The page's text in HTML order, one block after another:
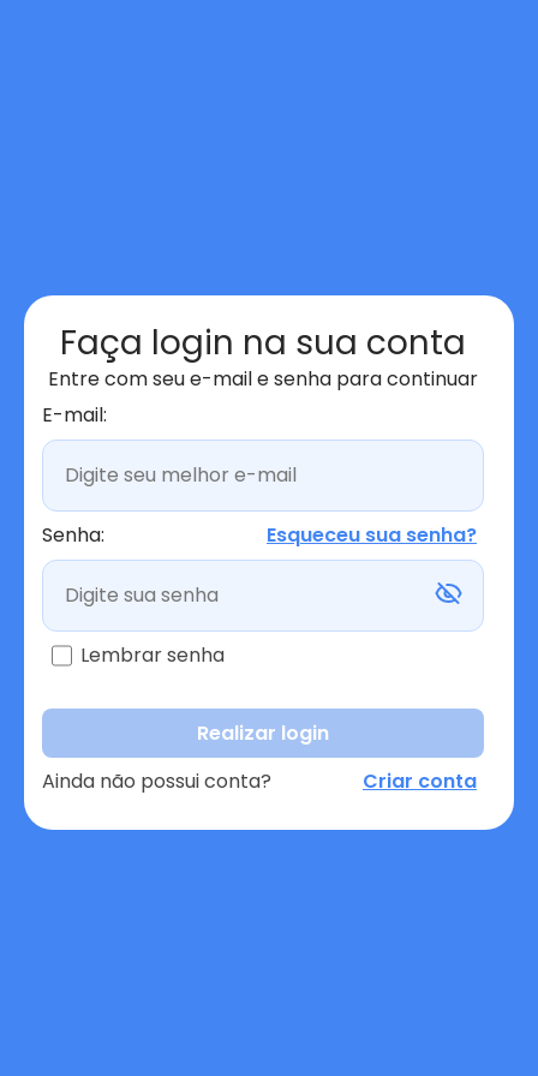
Faça login na sua conta
Entre com seu e-mail e senha para continuar
E-mail:
Senha: Esqueceu sua senha?
Lembrar senha
Realizar login
Ainda não possui conta?
Criar conta